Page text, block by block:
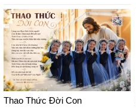
Thao Thức Đời Con